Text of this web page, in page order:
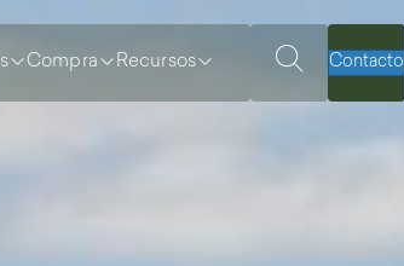
Compra Recursos Contacto